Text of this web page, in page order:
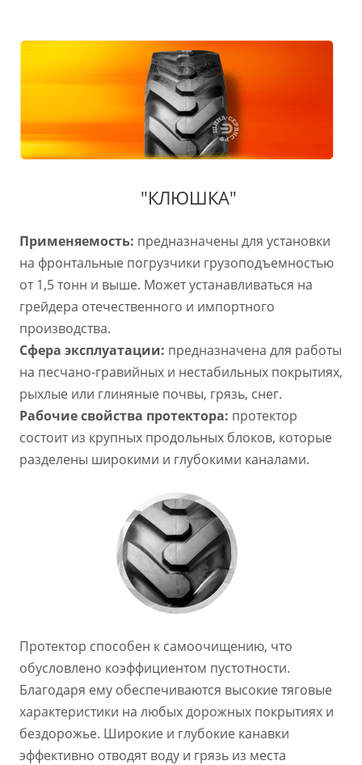
"КЛЮШКА"
Применяемость: предназначены для установки
на фронтальные погрузчики грузоподъемностью
от 1,5 тонн и выше. Может устанавливаться на
грейдера отечественного и импортного
производства.
Сфера эксплуатации: предназначена для работы
на песчано-гравийных и нестабильных покрытиях,
рыхлые или глиняные почвы, грязь, снег.
Рабочие свойства протектора: протектор
состоит из крупных продольных блоков, которые
разделены широкими и глубокими каналами.
Протектор способен к самоочищению, что
обусловлено коэффициентом пустотности.
Благодаря ему обеспечиваются высокие тяговые
характеристики на любых дорожных покрытиях и
бездорожье. Широкие и глубокие канавки
эффективно отводят воду и грязь из места